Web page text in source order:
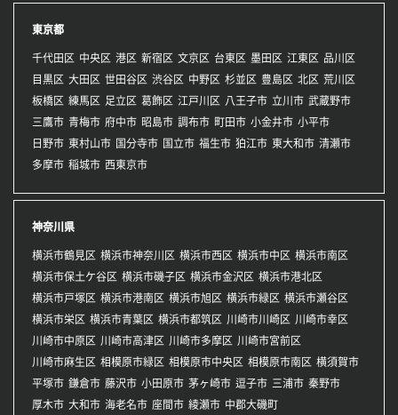
東京都
千代田区 中央区 港区 新宿区 文京区 台東区 墨田区 江東区 品川区
目黒区 大田区 世田谷区 渋谷区 中野区 杉並区 豊島区 北区 荒川区
板橋区 練馬区 足立区 葛飾区 江戸川区 八王子市 立川市 武蔵野市
三鷹市 青梅市 府中市 昭島市 調布市 町田市 小金井市 小平市
日野市 東村山市 国分寺市 国立市 福生市 狛江市 東大和市 清瀬市
多摩市 稲城市 西東京市
神奈川県
横浜市鶴見区 横浜市神奈川区 横浜市西区 横浜市中区 横浜市南区
横浜市保土ケ谷区 横浜市磯子区 横浜市金沢区 横浜市港北区
横浜市戸塚区 横浜市港南区 横浜市旭区 横浜市緑区 横浜市瀬谷区
横浜市栄区 横浜市青葉区 横浜市都筑区 川崎市川崎区 川崎市幸区
川崎市中原区 川崎市高津区 川崎市多摩区 川崎市宮前区
川崎市麻生区 相模原市緑区 相模原市中央区 相模原市南区 横須賀市
平塚市 鎌倉市 藤沢市 小田原市 茅ヶ崎市 逗子市 三浦市 秦野市
厚木市 大和市 海老名市 座間市 綾瀬市 中郡大磯町